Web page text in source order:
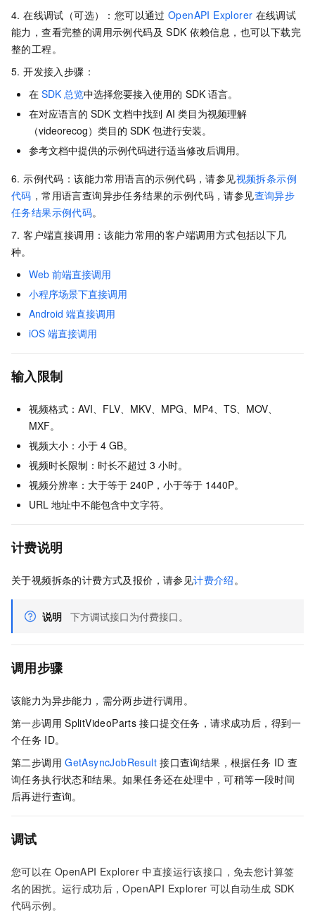
4. 在线调试（可选）：您可以通过 OpenAPI Explorer 在线调试
能力，查看完整的调用示例代码及 SDK 依赖信息，也可以下载完
整的工程。
5. 开发接入步骤：
在 SDK 总览中选择您要接入使用的 SDK 语言。
在对应语言的 SDK 文档中找到 AI 类目为视频理解
（videorecog）类目的 SDK 包进行安装。
参考文档中提供的示例代码进行适当修改后调用。
6. 示例代码：该能力常用语言的示例代码，请参见视频拆条示例
代码 ，常用语言查询异步任务结果的示例代码，请参见查询异步
任务结果示例代码。
7. 客户端直接调用：该能力常用的客户端调用方式包括以下几
种。
Web 前端直接调用
小程序场景下直接调用
Android 端直接调用
iOS 端直接调用
输入限制
视频格式：AVI、FLV、MKV、MPG、MP4、TS、MOV、
MXF。
视频大小：小于 4 GB。
视频时长限制：时长不超过 3 小时。
视频分辨率：大于等于 240P，小于等于 1440P。
URL 地址中不能包含中文字符。
计费说明
关于视频拆条的计费方式及报价，请参见计费介绍 。
说明 下方调试接口为付费接口。
调用步骤
该能力为异步能力，需分两步进行调用。
第一步调用 SplitVideoParts 接口提交任务，请求成功后，得到一
个任务 ID。
第二步调用 GetAsyncJobResult 接口查询结果，根据任务 ID 查
询任务执行状态和结果。如果任务还在处理中，可稍等一段时间
后再进行查询。
调试
您可以在 OpenAPI Explorer 中直接运行该接口，免去您计算签
名的困扰。运行成功后，OpenAPI Explorer 可以自动生成 SDK
代码示例。